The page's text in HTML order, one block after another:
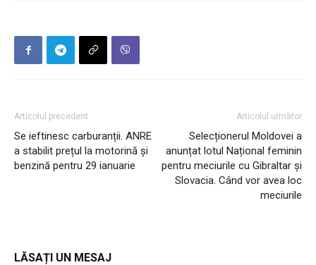
Articolul precedent
Se ieftinesc carburanții. ANRE
a stabilit prețul la motorină și
benzină pentru 29 ianuarie
Articolul următor
Selecționerul Moldovei a
anunțat lotul Național feminin
pentru meciurile cu Gibraltar și
Slovacia. Când vor avea loc
meciurile
LĂSAȚI UN MESAJ